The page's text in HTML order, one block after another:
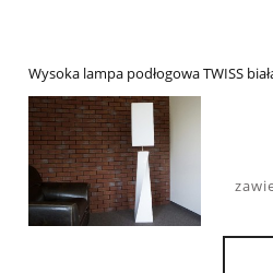
Wysoka lampa podłogowa TWISS